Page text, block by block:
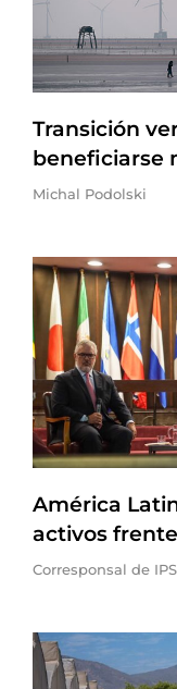
Transición
beneficiarse
Michal Podolski
América
activos
Corresponsal de IPS